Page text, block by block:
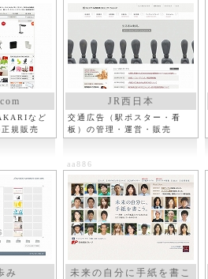
など
規販売
JR西日本
交通広告（駅ポスター・看
板）の管理・運営・販売
み
aa886
未来の自分に手紙を書こ